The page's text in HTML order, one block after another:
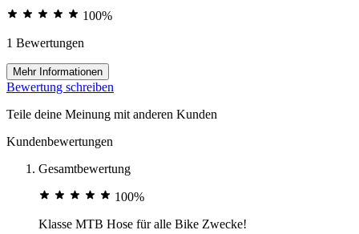
100%
1 Bewertungen
Mehr Informationen
Bewertung schreiben
Teile deine Meinung mit anderen Kunden
Kundenbewertungen
Gesamtbewertung
100%
Klasse MTB Hose für alle Bike Zwecke!